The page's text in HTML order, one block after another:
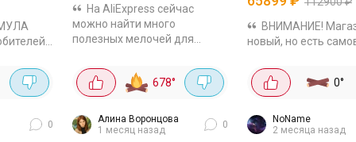
с
0
На AliExpress сейчас
можно найти много
полезных мелочей для
по хорошим ценам. Смотреть
все товары в каталоге
распродажи Вибро блесна
SANMO, 6 г /...
678°
Алина Воронцова
1 месяц назад
0
ВНИМАНИЕ!
новый, но есть
полученииЦенник
конечно, на
делитесь потом
Вес 36 кг, на...
0°
NoName
2 месяца назад